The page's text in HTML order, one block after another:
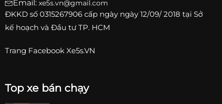
Email: xe5s.vn@gmail.com
ĐKKD số 0315267906 cấp ngày ngày 12/09/ 2018 tại Sở
kế hoạch và Đầu tư TP. HCM
Trang Facebook Xe5s.VN
Top xe bán chạy